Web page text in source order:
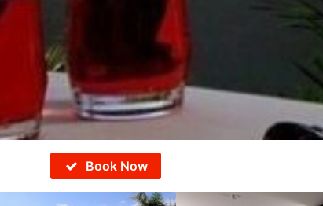
Book Now